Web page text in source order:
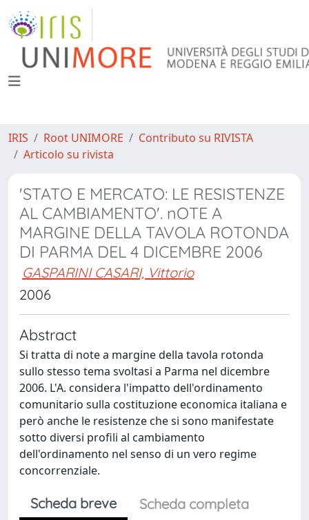
IRIS Root UNIMORE
Contributo su RIVISTA
Articolo su rivista
'STATO E MERCATO: LE RESISTENZE
AL CAMBIAMENTO'. nOTE A
MARGINE DELLA TAVOLA ROTONDA
DI PARMA DEL 4 DICEMBRE 2006
GASPARINI CASARI, Vittorio
2006
Abstract
Si tratta di note a margine della tavola rotonda
sullo stesso tema svoltasi a Parma nel dicembre
2006. L'A. considera l'impatto dell'ordinamento
comunitario sulla costituzione economica italiana e
però anche le resistenze che si sono manifestate
sotto diversi profili al cambiamento
dell'ordinamento nel senso di un vero regime
concorrenziale.
Scheda breve
Scheda completa